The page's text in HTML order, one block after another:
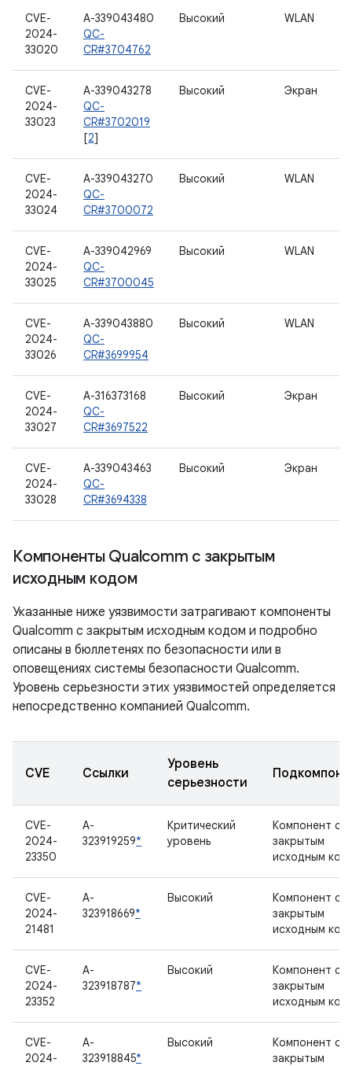
CVE-
2024-
33020
A-339043480
QC-
CR#3704762
Высокий WLAN
CVE-
2024-
33023
A-339043278
QC-
CR#3702019
[2]
Высокий Экран
CVE-
2024-
33024
A-339043270
QC-
CR#3700072
Высокий WLAN
CVE-
2024-
33025
A-339042969
QC-
CR#3700045
Высокий WLAN
CVE-
2024-
33026
A-339043880
QC-
CR#3699954
Высокий WLAN
CVE-
2024-
33027
A-316373168
QC-
CR#3697522
Высокий Экран
CVE-
2024-
33028
A-339043463
QC-
CR#3694338
Высокий Экран
Компоненты Qualcomm с закрытым
исходным кодом
Указанные ниже уязвимости затрагивают компоненты
Qualcomm с закрытым исходным кодом и подробно
описаны в бюллетенях по безопасности или в
оповещениях системы безопасности Qualcomm.
Уровень серьезности этих уязвимостей определяется
непосредственно компанией Qualcomm.
CVE Ссылки
Уровень
серьезности
CVE-
2024-
23350
A-
323919259*
Критический
уровень
Компонент с
закрытым
исходным
CVE-
2024-
21481
A-
323918669*
Высокий
Компонент с
закрытым
исходным
CVE-
2024-
23352
A-
323918787*
Высокий
Компонент с
закрытым
исходным
CVE-
2024-
A-
323918845*
Высокий
Компонент с
закрытым